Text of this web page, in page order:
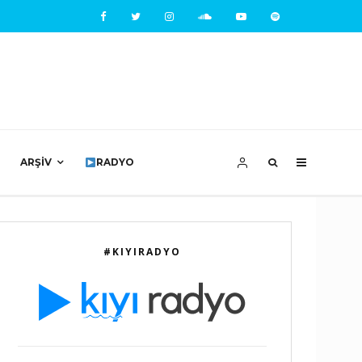
ARŞIV RADYO
#KIYIRADYO